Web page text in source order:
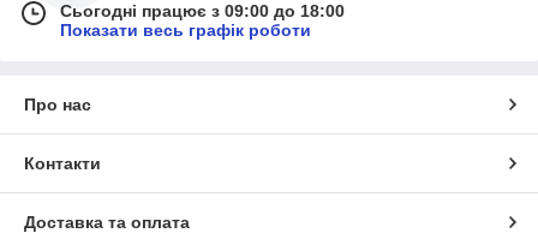
Сьогодні працює з 09:00 до 18:00
Показати весь графік роботи
Про нас
Контакти
Доставка та оплата